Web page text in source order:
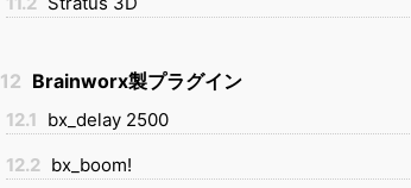
12 Brainworx製プラグイン
12.1 bx_delay 2500
12.2 bx_boom!